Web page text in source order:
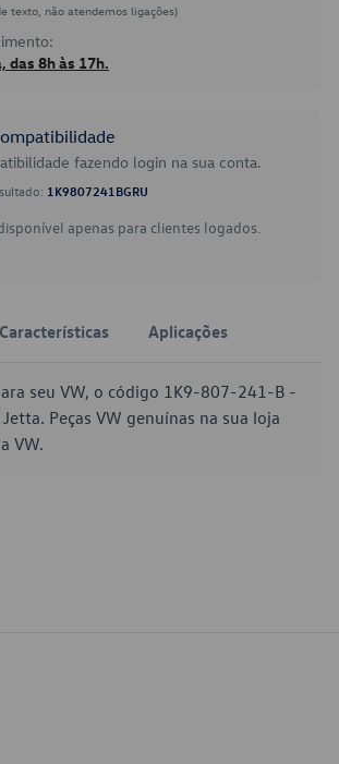
texto, não atendemos ligações)
das 8h às 17h.
fazendo login na sua conta.
1K9807241BGRU
apenas para clientes logados.
Características Aplicações
seu VW, o código 1K9-807-241-B -
Peças VW genuínas na sua loja
VW.